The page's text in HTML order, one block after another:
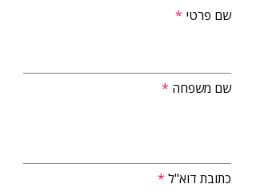
שם פרטי
שם משפחה
כתובת דוא"ל